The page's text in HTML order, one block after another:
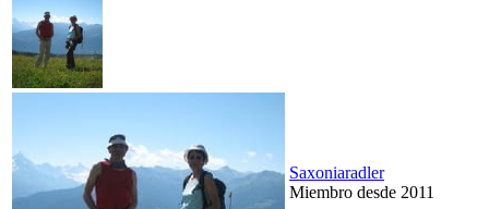
Saxoniaradler
Miembro desde 2011